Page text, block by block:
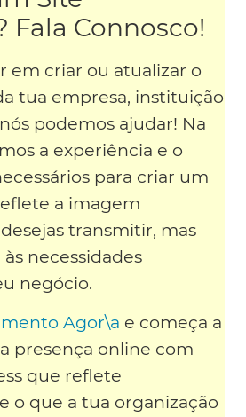
Fala Connosco!
em criar ou atualizar o
tua empresa, instituição
podemos ajudar! Na
a experiência e o
para criar um
a imagem
transmitir, mas
necessidades
negócio.
Agor\a e começa a
presença online com
que reflete
o que a tua organização